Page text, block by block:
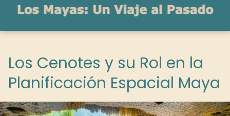
Los Cenotes y su Rol en la
Planificación Espacial Maya